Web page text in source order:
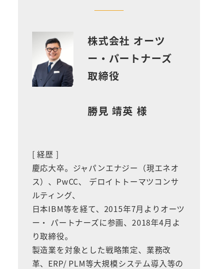
株式会社 オーツ
ー・パートナーズ
取締役
勝見 靖英 様
[ 経歴 ]
慶応大卒。ジャパンエナジー（現エネオ
ス）、PwCC、 デロイトトーマツコンサ
ルティング、
日本IBM等を経て、2015年7月よりオーツ
ー・ パートナーズに参画、2018年4月よ
り取締役。
製造業を対象とした戦略策定、業務改
革、ERP/ PLM等大規模システム導入等の